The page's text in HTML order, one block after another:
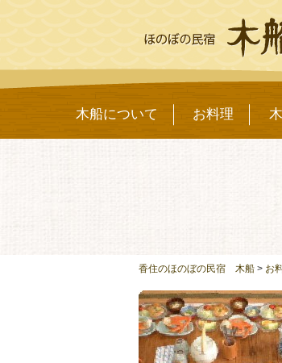
木船について お料理
香住のほのぼの民宿 木船 > お